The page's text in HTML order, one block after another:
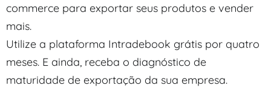
commerce para exportar seus produtos e vender
mais.
Utilize a plataforma Intradebook grátis por quatro
meses. E ainda, receba o diagnóstico de
maturidade de exportação da sua empresa.